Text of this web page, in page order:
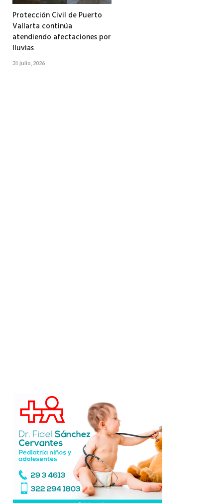
Protección Civil de Puerto
Vallarta continúa
atendiendo afectaciones por
lluvias
31 julio, 2026